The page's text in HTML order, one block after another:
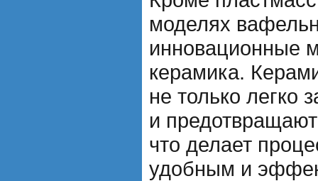
моделях
инновационные
керамика.
не только легко
и
что делает
удобным и